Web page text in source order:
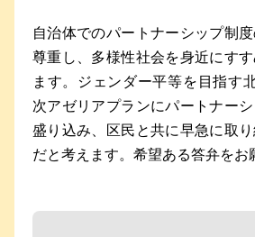
自治体でのパートナーシップ制
尊重し、多様性社会を身近にす
ます。ジェンダー平等を目指す
次アゼリアプランにパートナー
盛り込み、区民と共に早急に取
だと考えます。希望ある答弁をお